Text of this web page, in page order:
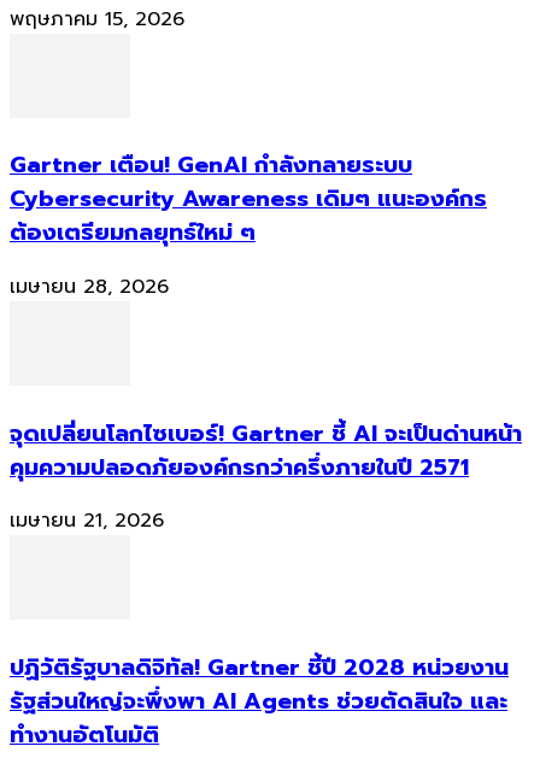
พฤษภาคม 15, 2026
Gartner เตือน! GenAI กำลังทลายระบบ
Cybersecurity Awareness เดิมๆ แนะองค์กร
ต้องเตรียมกลยุทธ์ใหม่ ๆ
เมษายน 28, 2026
จุดเปลี่ยนโลกไซเบอร์! Gartner ชี้ AI จะเป็นด่านหน้า
คุมความปลอดภัยองค์กรกว่าครึ่งภายในปี 2571
เมษายน 21, 2026
ปฏิวัติรัฐบาลดิจิทัล! Gartner ชี้ปี 2028 หน่วยงาน
รัฐส่วนใหญ่จะพึ่งพา AI Agents ช่วยตัดสินใจ และ
ทำงานอัตโนมัติ